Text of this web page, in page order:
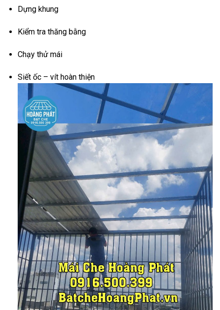
Dựng khung
Kiểm tra thăng bằng
Chạy thử mái
Siết ốc – vít hoàn thiện